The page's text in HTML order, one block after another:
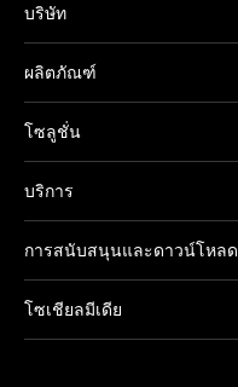
บริษัท
ผลิตภัณฑ์
โซลูชั่น
บริการ
การสนับสนุนและดาวน์โหลด
โซเชียลมีเดีย